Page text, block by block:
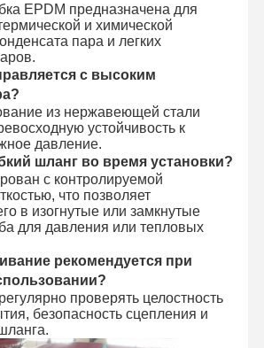
EPDM предназначена для
и химической
пара и легких
с высоким
из нержавеющей стали
устойчивость к
давление.
шланг во время установки?
с контролируемой
что позволяет
в изогнутые или замкнутые
для давления или тепловых
рекомендуется при
проверять целостность
безопасность сцепления и